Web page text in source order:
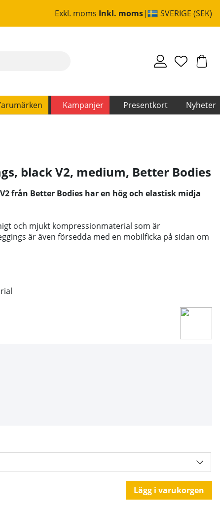
Exkl. moms Inkl. moms SVERIGE (SEK)
Kampanjer Presentkort Nyheter
black V2, medium, Better Bodies
från Better Bodies har en hög och elastisk midja
och mjukt kompressionmaterial som är
är även försedda med en mobilficka på sidan om
Lägg i varukorgen